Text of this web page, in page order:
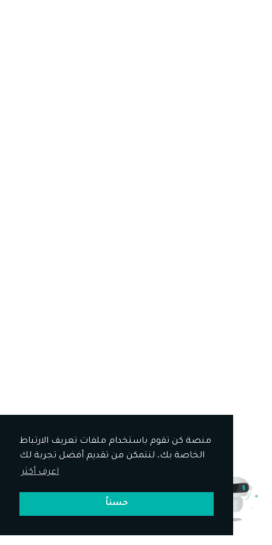
منصة كن تقوم باستخدام ملفات تعريف الارتباط
الخاصة بك، لنتمكن من تقديم أفضل تجربة لك
اعرف أكثر
حسناً